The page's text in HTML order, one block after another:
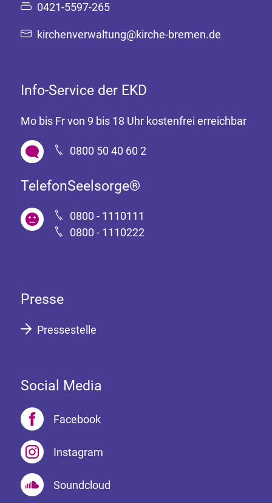
0421-5597-265
kirchenverwaltung@kirche-bremen.de
Info-Service der EKD
Mo bis Fr von 9 bis 18 Uhr kostenfrei erreichbar
0800 50 40 60 2
TelefonSeelsorge®
0800 - 1110111
0800 - 1110222
Presse
Pressestelle
Social Media
Facebook
Instagram
Soundcloud